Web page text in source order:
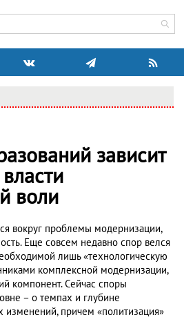
зависит
воли
вокруг проблемы модернизации,
Еще совсем недавно спор велся
лишь «технологическую
комплексной модернизации,
компонент. Сейчас споры
– о темпах и глубине
изменений, причем «политизация»